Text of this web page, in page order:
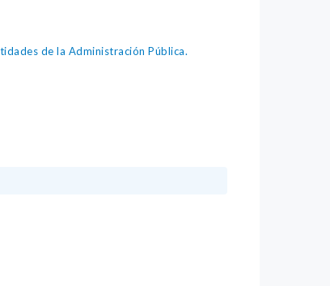
de la Administración Pública.